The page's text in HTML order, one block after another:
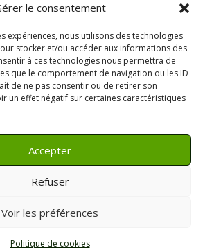
le consentement
expériences, nous utilisons des technologies
stocker et/ou accéder aux informations des
à ces technologies nous permettra de
que le comportement de navigation ou les ID
de ne pas consentir ou de retirer son
un effet négatif sur certaines caractéristiques
Accepter
Refuser
Voir les préférences
Politique de cookies